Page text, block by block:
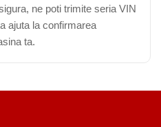
ne poti trimite seria VIN
ajuta la confirmarea
ta.